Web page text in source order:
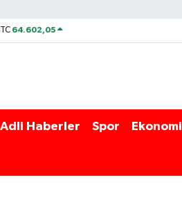
64.602,05
Adli Haberler Spor Ekonomi